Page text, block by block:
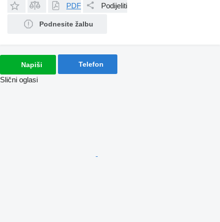
PDF Podijeliti
Podnesite žalbu
Napiši Telefon
Slični oglasi